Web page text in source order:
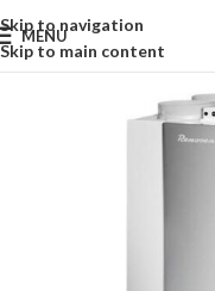
Skip to navigation
Skip to main content
MENU